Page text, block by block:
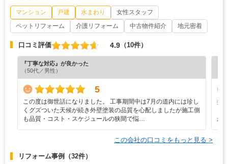
マンション 戸建 水まわり
女性スタッフ
ペットリフォーム
介護リフォーム 中古物件紹介 地元密着
口コミ評価 4.9 （10件）
『丁寧な対応』が良かった
（50代／男性）
5
この度は御世話になりました。 工事期間中は7月の道内には珍し
くグズついた天候が続き外壁塗装の品質を心配しましたが施工側
も品質・コスト・スケジュールの狭間で悩…
担
が
この会社の口コミをもっと見る >
リフォーム事例 （32件）